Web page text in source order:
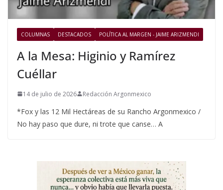
COLUMNAS DESTACADOS POLÍTICA AL MARGEN - JAIME ARIZMENDI
A la Mesa: Higinio y Ramírez
Cuéllar
14 de julio de 2026 Redacción Argonmexico
*Fox y las 12 Mil Hectáreas de su Rancho Argonmexico /
No hay paso que dure, ni trote que canse… A